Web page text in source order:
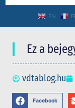
EN
Ez a
vdtablog.hu
Facebook